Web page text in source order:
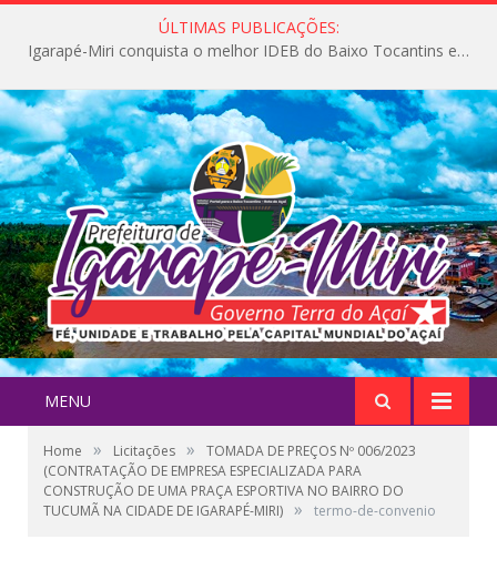
ÚLTIMAS PUBLICAÇÕES:
Igarapé-Miri conquista o melhor IDEB do Baixo Tocantins e avança na qualidade da educação pública
MENU
Home » Licitações »
TOMADA DE PREÇOS Nº 006/2023
(CONTRATAÇÃO DE EMPRESA ESPECIALIZADA PARA
CONSTRUÇÃO DE UMA PRAÇA ESPORTIVA NO BAIRRO DO
TUCUMÃ NA CIDADE DE IGARAPÉ-MIRI) » termo-de-convenio